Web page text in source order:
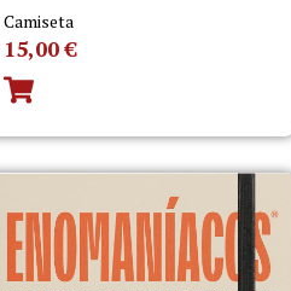
Camiseta
15,00€